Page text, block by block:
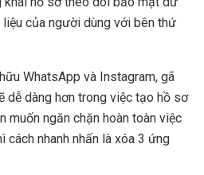
liệu của người dùng với bên thứ
WhatsApp và Instagram, gã
dễ dàng hơn trong việc tạo hồ sơ
muốn ngăn chặn hoàn toàn việc
cách nhanh nhấn là xóa 3 ứng